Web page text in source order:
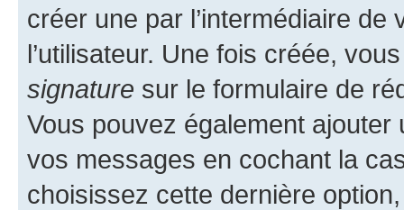
créer une par l’intermédiaire
l’utilisateur. Une fois créée,
signature sur le formulaire de
Vous pouvez également
vos messages en cochant la
choisissez cette dernière